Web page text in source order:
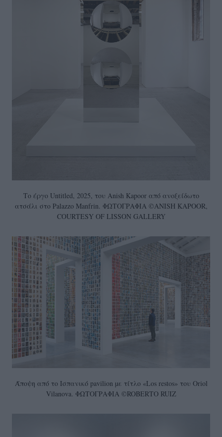
Το έργο Untitled, 2025, του Anish Kapoor από ανοξείδωτο
ατσάλι στο Palazzo Manfrin. ΦΩΤΟΓΡΑΦΙΑ ©ANISH KAPOOR,
COURTESY OF LISSON GALLERY
Άποψη από το Ισπανικό pavilion µε τίτλο «Los restos» του Oriol
Vilanova. ΦΩΤΟΓΡΑΦΙΑ ©ROBERTO RUIZ